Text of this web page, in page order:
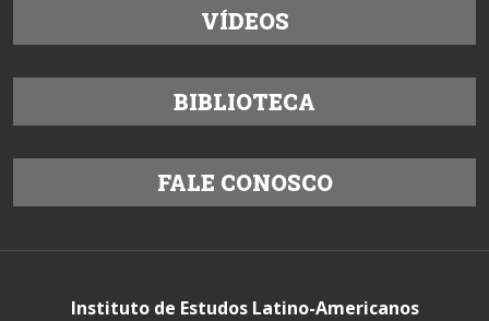
VÍDEOS
BIBLIOTECA
FALE CONOSCO
Instituto de Estudos Latino-Americanos